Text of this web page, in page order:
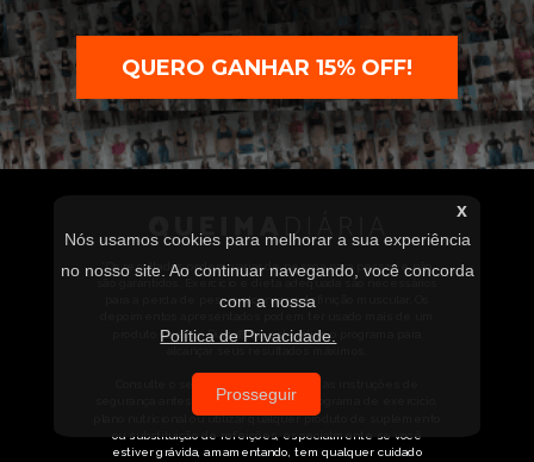
QUERO GANHAR 15% OFF!
*Os resultados podem variar de pessoa para pessoa e não
são garantidos. Exercício e dieta adequada são necessários
para a perda de peso e alcançar a definição muscular. Os
produto Queima Diária ®ou estendido o programa para
segurança antes de iniciar qualquer programa de exercício,
plano nutricional ou utilizar qualquer produto de suplemento
ou substituição de refeições, especialmente se você
estiver grávida, amamentando, tem qualquer cuidado
x
Nós usamos cookies para melhorar a sua experiência
no nosso site. Ao continuar navegando, você concorda
com a nossa
Política de Privacidade.
Prosseguir